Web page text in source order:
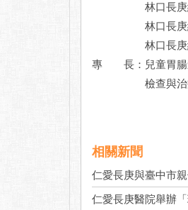
林口長
林口長
林口長
專 長： 兒童胃
檢查與
相關新聞
仁愛長庚醫院舉辦